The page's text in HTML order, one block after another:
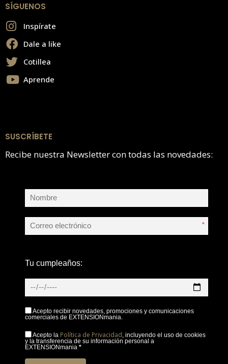
SÍGUENOS
Inspírate
Dale a like
Cotillea
Aprende
SUSCRÍBETE
Recibe nuestra Newsletter con todas las novedades:
*
Tu cumpleaños:
Acepto recibir novedades, promociones y comunicaciones
comerciales de EXTENSIONmania.
Acepto la Política de Privacidad , incluyendo el uso de cookies
y la transferencia de su información personal a
EXTENSIONmania *